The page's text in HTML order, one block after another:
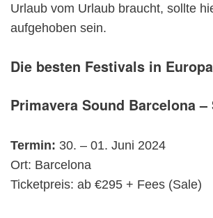
Urlaub vom Urlaub braucht, sollte
aufgehoben sein.
Die besten Festivals in
Primavera Sound Barcelona –
Termin: 30. – 01. Juni 2024
Ort: Barcelona
Ticketpreis: ab €295 + Fees (Sale)